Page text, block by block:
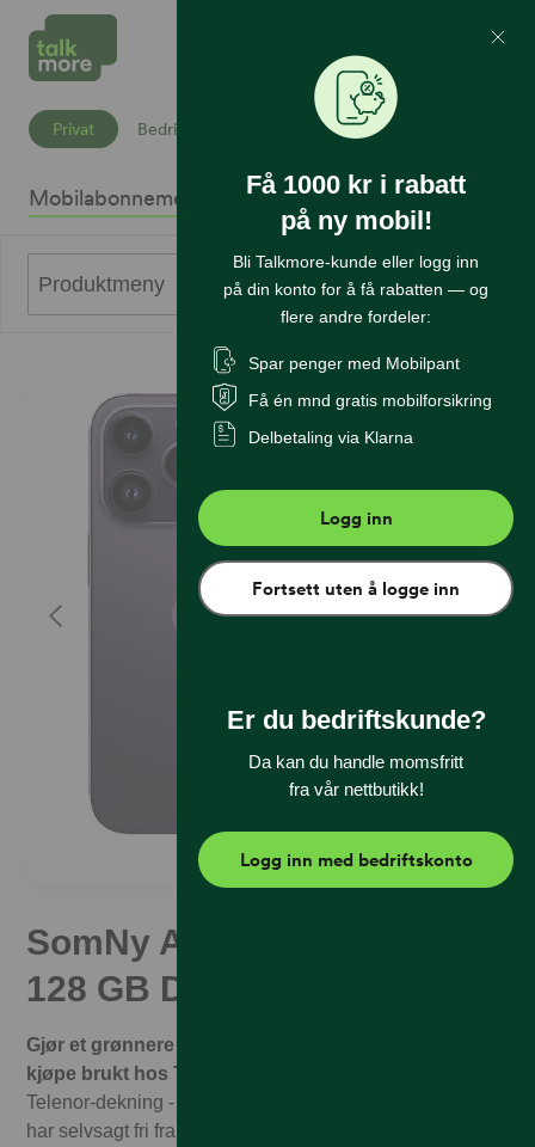
Mine Sider
Privat Bedrift
Mobilabonnement Mobiltelefoner InternettSikkerhet
Produktmeny
SomNy Apple iPhone 14 Pro
128 GB Deep Purple (B)
Gjør et grønnere valg og spar penger. Det er trygt å
kjøpe brukt hos Talkmore!
Telenor-dekning - til Talkmorepriser, ingen binding, og vi
har selvsagt fri frakt og rask levering
Få 1000 kr i rabatt
på ny mobil!
Bli Talkmore-kunde eller logg inn
på din konto for å få rabatten — og
flere andre fordeler:
Spar penger med Mobilpant
Få én mnd gratis mobilforsikring
Delbetaling via Klarna
Logg inn
Fortsett uten å logge inn
Er du bedriftskunde?
Da kan du handle momsfritt
fra vår nettbutikk!
Logg inn med bedriftskonto